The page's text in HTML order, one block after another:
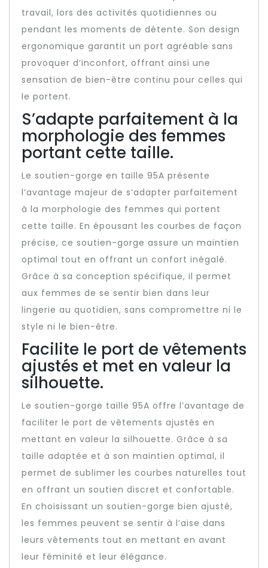
travail, lors des activités quotidiennes ou
pendant les moments de détente. Son design
ergonomique garantit un port agréable sans
provoquer d’inconfort, offrant ainsi une
sensation de bien-être continu pour celles qui
le portent.
S’adapte parfaitement à la
morphologie des femmes
portant cette taille.
Le soutien-gorge en taille 95A présente
l’avantage majeur de s’adapter parfaitement
à la morphologie des femmes qui portent
cette taille. En épousant les courbes de façon
précise, ce soutien-gorge assure un maintien
optimal tout en offrant un confort inégalé.
Grâce à sa conception spécifique, il permet
aux femmes de se sentir bien dans leur
lingerie au quotidien, sans compromettre ni le
style ni le bien-être.
Facilite le port de vêtements
ajustés et met en valeur la
silhouette.
Le soutien-gorge taille 95A offre l’avantage de
faciliter le port de vêtements ajustés en
mettant en valeur la silhouette. Grâce à sa
taille adaptée et à son maintien optimal, il
permet de sublimer les courbes naturelles tout
en offrant un soutien discret et confortable.
En choisissant un soutien-gorge bien ajusté,
les femmes peuvent se sentir à l’aise dans
leurs vêtements tout en mettant en avant
leur féminité et leur élégance.